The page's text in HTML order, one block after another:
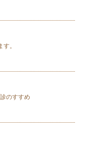
。
のすすめ